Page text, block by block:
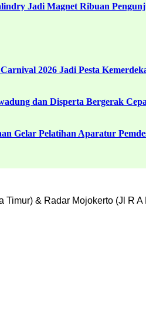
Jadi Magnet Ribuan
2026 Jadi Pesta
dan Disperta Bergerak
Gelar Pelatihan Aparatur
& Radar Mojokerto (Jl R